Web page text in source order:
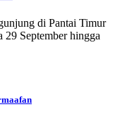
di Pantai Timur
29 September hingga